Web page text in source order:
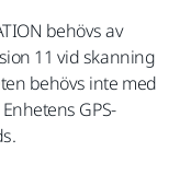
behövs av
11 vid skanning
behövs inte med
GPS-